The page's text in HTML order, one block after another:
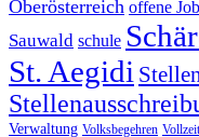
Oberösterreich offene
Sauwald schule
St. Aegidi
Verwaltung Volksbegehren Vollzeit